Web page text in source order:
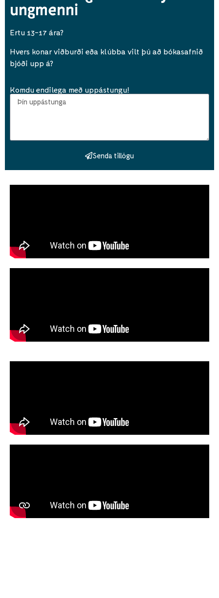
ungmenni
Ertu 13-17 ára?
Hvers konar viðburði eða klúbba vilt þú að bókasafnið
bjóði upp á?
Komdu endilega með uppástungu!
Senda tillögu